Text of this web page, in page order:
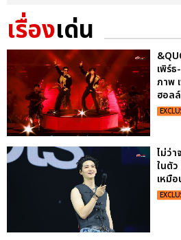
เรื่องเด่น
เพิร์
ภาพ
ฮอล
ไม่ว่า
ในตั
เหมื